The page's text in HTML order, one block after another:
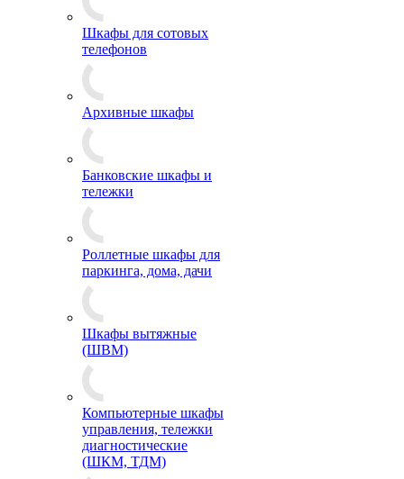
Шкафы для сотовых
телефонов
Архивные шкафы
Банковские шкафы и
тележки
Роллетные шкафы для
паркинга, дома, дачи
Шкафы вытяжные
(ШВМ)
Компьютерные шкафы
управления, тележки
диагностические
(ШКМ, ТДМ)